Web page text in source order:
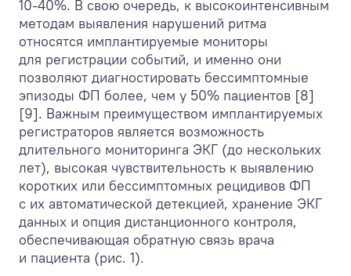
10-40%. В свою очередь, к высокоинтенсивным
методам выявления нарушений ритма
относятся имплантируемые мониторы
для регистрации событий, и именно они
позволяют диагностировать бессимптомные
эпизоды ФП более, чем у 50% пациентов [8]
[9]. Важным преимуществом имплантируемых
регистраторов является возможность
длительного мониторинга ЭКГ (до нескольких
лет), высокая чувствительность к выявлению
коротких или бессимптомных рецидивов ФП
с их автоматической детекцией, хранение ЭКГ
данных и опция дистанционного контроля,
обеспечивающая обратную связь врача
и пациента (рис. 1).